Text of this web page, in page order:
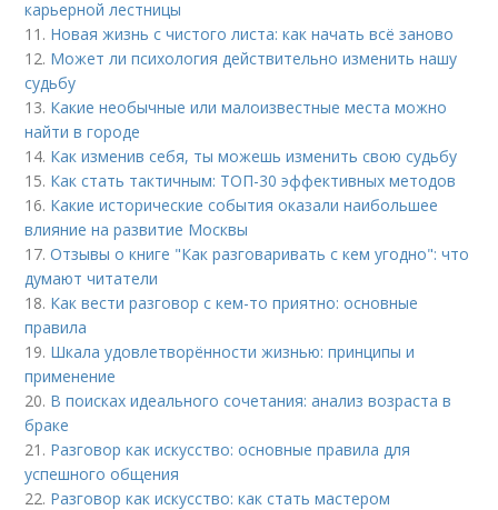
карьерной лестницы
11. Новая жизнь с чистого листа: как начать всё заново
12. Может ли психология действительно изменить нашу
судьбу
13. Какие необычные или малоизвестные места можно
найти в городе
14. Как изменив себя, ты можешь изменить свою судьбу
15. Как стать тактичным: ТОП-30 эффективных методов
16. Какие исторические события оказали наибольшее
влияние на развитие Москвы
17.Отзывы о книге "Как разговаривать с кем угодно": что
думают читатели
18. Как вести разговор с кем-то приятно: основные
правила
19. Шкала удовлетворённости жизнью: принципы и
применение
20. В поисках идеального сочетания: анализ возраста в
браке
21. Разговор как искусство: основные правила для
успешного общения
22. Разговор как искусство: как стать мастером